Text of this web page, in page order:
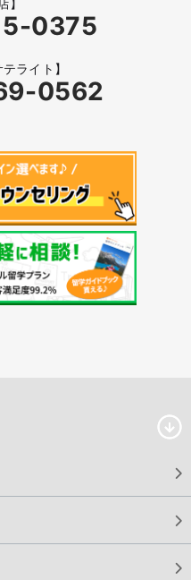
】
0375
ライト】
0562